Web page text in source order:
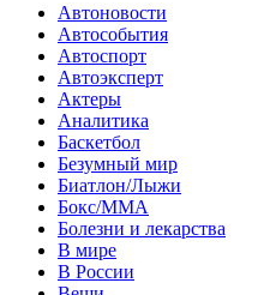
Автоновости
Автособытия
Автоспорт
Автоэксперт
Актеры
Аналитика
Баскетбол
Безумный мир
Биатлон/Лыжи
Бокс/MMA
Болезни и лекарства
В мире
В России